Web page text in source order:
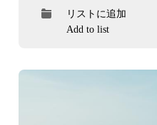
リストに追加
Add to list